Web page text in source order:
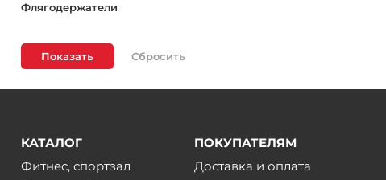
Флягодержатели
Показать
КАТАЛОГ
Фитнес, спортзал
ПОКУПАТЕЛЯМ
Доставка и оплата